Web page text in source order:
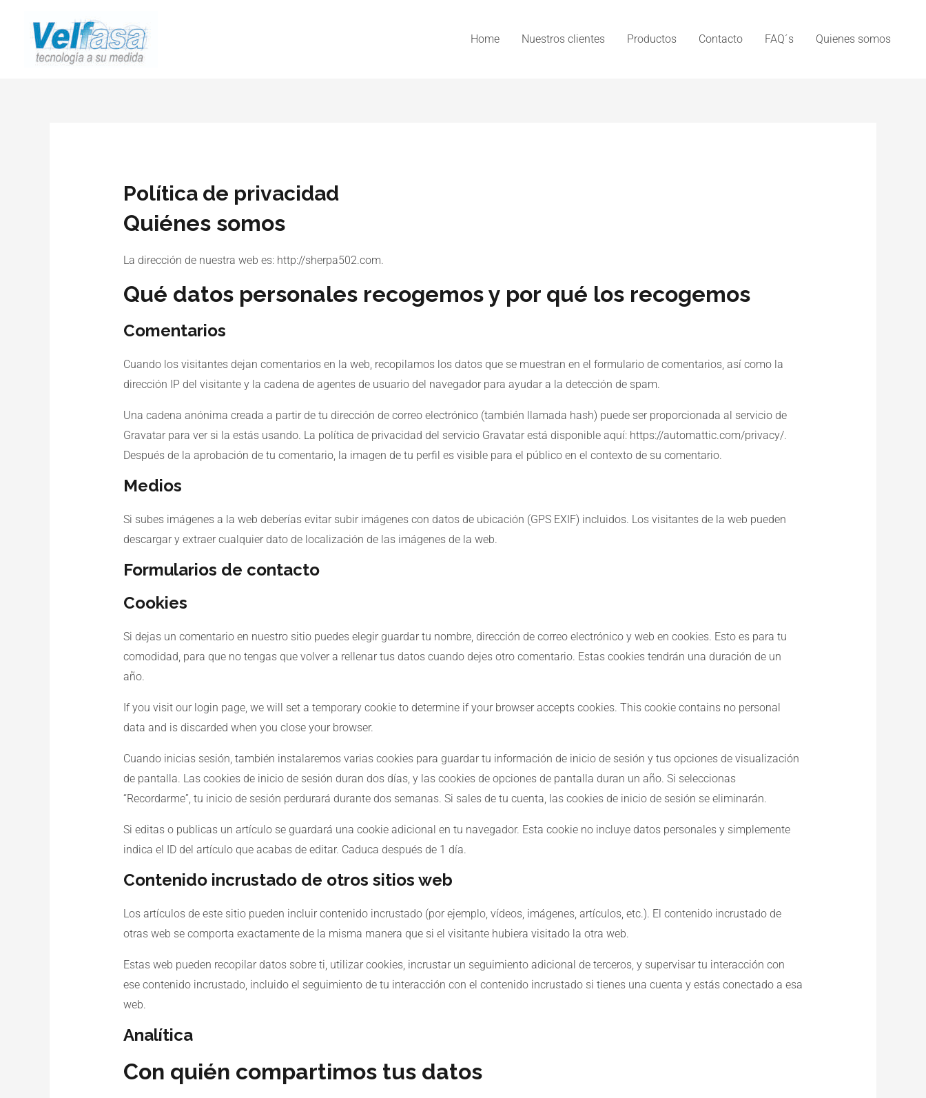
Home Nuestros clientes Productos Contacto FAQ´s Quienes somos
Política de privacidad
Quiénes somos
La dirección de nuestra web es: http://sherpa502.com.
Qué datos personales recogemos y por qué los recogemos
Comentarios
Cuando los visitantes dejan comentarios en la web, recopilamos los datos que se muestran en el formulario de comentarios, así como la
dirección IP del visitante y la cadena de agentes de usuario del navegador para ayudar a la detección de spam.
Una cadena anónima creada a partir de tu dirección de correo electrónico (también llamada hash) puede ser proporcionada al servicio de
Gravatar para ver si la estás usando. La política de privacidad del servicio Gravatar está disponible aquí: https://automattic.com/privacy/.
Después de la aprobación de tu comentario, la imagen de tu perfil es visible para el público en el contexto de su comentario.
Medios
Si subes imágenes a la web deberías evitar subir imágenes con datos de ubicación (GPS EXIF) incluidos. Los visitantes de la web pueden
descargar y extraer cualquier dato de localización de las imágenes de la web.
Formularios de contacto
Cookies
Si dejas un comentario en nuestro sitio puedes elegir guardar tu nombre, dirección de correo electrónico y web en cookies. Esto es para tu
comodidad, para que no tengas que volver a rellenar tus datos cuando dejes otro comentario. Estas cookies tendrán una duración de un
año.
If you visit our login page, we will set a temporary cookie to determine if your browser accepts cookies. This cookie contains no personal
data and is discarded when you close your browser.
Cuando inicias sesión, también instalaremos varias cookies para guardar tu información de inicio de sesión y tus opciones de visualización
de pantalla. Las cookies de inicio de sesión duran dos días, y las cookies de opciones de pantalla duran un año. Si seleccionas
“Recordarme”, tu inicio de sesión perdurará durante dos semanas. Si sales de tu cuenta, las cookies de inicio de sesión se eliminarán.
Si editas o publicas un artículo se guardará una cookie adicional en tu navegador. Esta cookie no incluye datos personales y simplemente
indica el ID del artículo que acabas de editar. Caduca después de 1 día.
Contenido incrustado de otros sitios web
Los artículos de este sitio pueden incluir contenido incrustado (por ejemplo, vídeos, imágenes, artículos, etc.). El contenido incrustado de
otras web se comporta exactamente de la misma manera que si el visitante hubiera visitado la otra web.
Estas web pueden recopilar datos sobre ti, utilizar cookies, incrustar un seguimiento adicional de terceros, y supervisar tu interacción con
ese contenido incrustado, incluido el seguimiento de tu interacción con el contenido incrustado si tienes una cuenta y estás conectado a esa
web.
Analítica
Con quién compartimos tus datos